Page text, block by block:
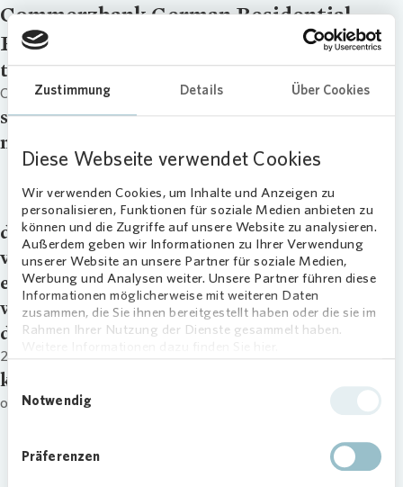
Zustimmung Details Über Cookies
Diese Webseite verwendet Cookies
Wir verwenden Cookies, um Inhalte und Anzeigen zu
personalisieren, Funktionen für soziale Medien anbieten zu
können und die Zugriffe auf unsere Website zu analysieren.
Außerdem geben wir Informationen zu Ihrer Verwendung
unserer Website an unsere Partner für soziale Medien,
Werbung und Analysen weiter. Unsere Partner führen diese
Informationen möglicherweise mit weiteren Daten
zusammen, die Sie ihnen bereitgestellt haben oder die sie im
Rahmen Ihrer Nutzung der Dienste gesammelt haben.
Notwendig
Präferenzen
Commerzbank German Residential
Forum, London (englisch)
title
Commerzbank German Residential Forum, London (englisch)
signup
master_download
Commerzbank German Residential
Forum, London (englisch) | 27.03.2015
downloads
video
external_link
webcast
date
27.03.15
kategorie
other